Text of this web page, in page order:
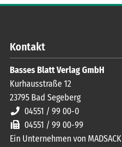
Kontakt
Basses Blatt Verlag GmbH
Kurhausstraße 12
23795 Bad Segeberg
04551 / 99 00-0
04551 / 99 00-99
Ein Unternehmen von MADSACK